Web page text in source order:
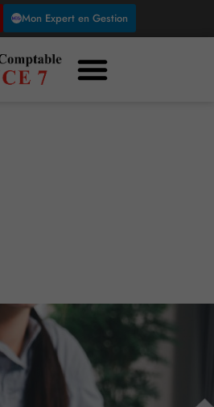
Mon Expert en Gestion